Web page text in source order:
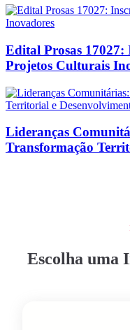
Edital Prosas 17027:
Projetos Culturais
Lideranças
Transformação
Escolha uma